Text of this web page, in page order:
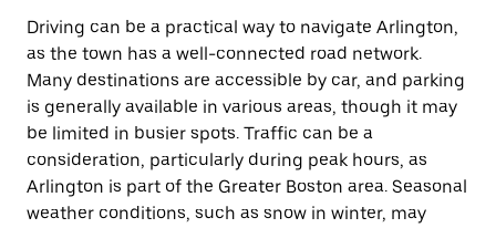
Driving can be a practical way to navigate Arlington,
as the town has a well-connected road network.
Many destinations are accessible by car, and parking
is generally available in various areas, though it may
be limited in busier spots. Traffic can be a
consideration, particularly during peak hours, as
Arlington is part of the Greater Boston area. Seasonal
weather conditions, such as snow in winter, may